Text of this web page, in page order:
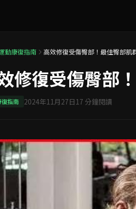
動康復指南 高效修復受傷臀部！最佳臀部肌
修復受傷臀部
指南 2024年11月27日17 分鐘閱讀